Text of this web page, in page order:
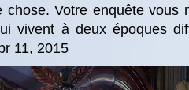
chose. Votre enquête vous
vivent à deux époques
11, 2015